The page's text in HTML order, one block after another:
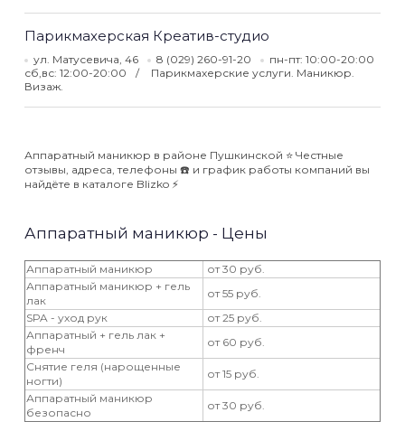
Парикмахерская Креатив-студио
ул. Матусевича, 46 8 (029) 260-91-20
пн-пт: 10:00-20:00
сб,вс: 12:00-20:00
Парикмахерские услуги. Маникюр.
Визаж.
Аппаратный маникюр в районе Пушкинской ⭐️ Честные
отзывы, адреса, телефоны ☎️ и график работы компаний вы
найдёте в каталоге Blizko ⚡️
Аппаратный маникюр - Цены
Аппаратный маникюр
от 30 руб.
Аппаратный маникюр + гель
лак
от 55 руб.
SPA - уход рук
от 25 руб.
Аппаратный + гель лак +
френч
от 60 руб.
Снятие геля (нарощенные
ногти)
от 15 руб.
Аппаратный маникюр
безопасно
от 30 руб.